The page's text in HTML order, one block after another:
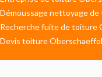
Démoussage nettoyage
Recherche fuite de toiture
Devis toiture